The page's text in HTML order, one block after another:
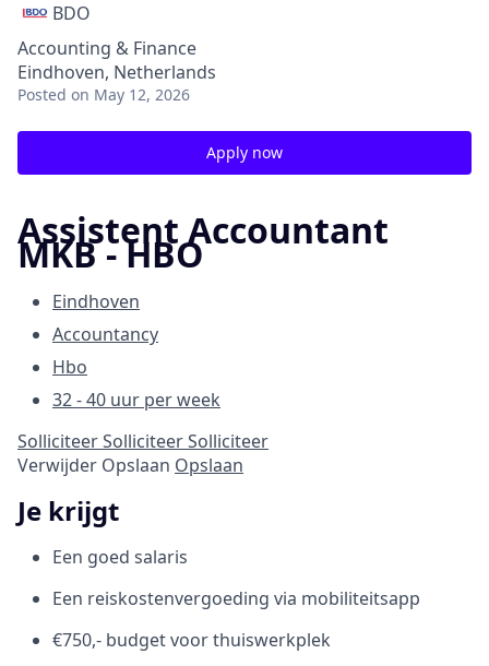
BDO
Accounting & Finance
Eindhoven, Netherlands
Posted on May 12, 2026
Apply now
Assistent Accountant
MKB - HBO
Eindhoven
Accountancy
Hbo
32 - 40 uur per week
SolliciteerSolliciteerSolliciteer
Verwijder Opslaan Opslaan
Je krijgt
Een goed salaris
Een reiskostenvergoeding via mobiliteitsapp
€750,- budget voor thuiswerkplek